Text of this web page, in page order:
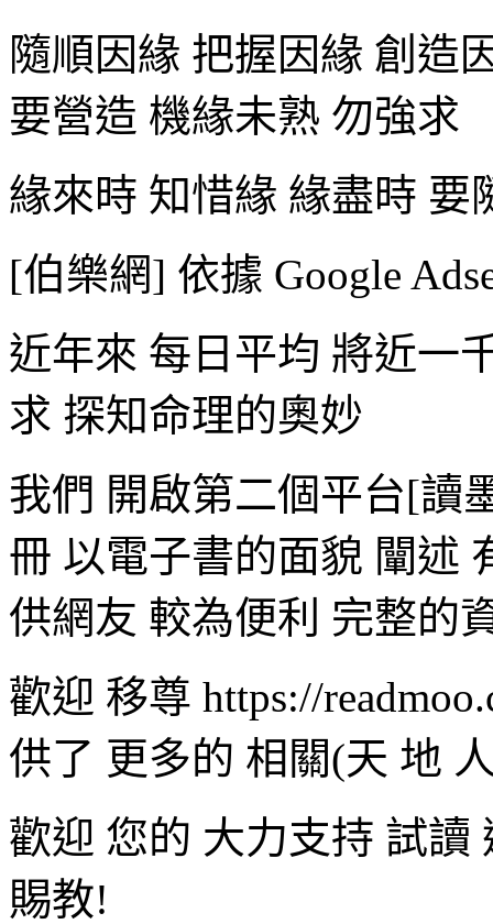
隨順因緣 把握因緣 創造
要營造 機緣未熟 勿強求
緣來時 知惜緣 緣盡時 要
[伯樂網] 依據 Google
近年來 每日平均 將近一
求 探知命理的奧妙
我們 開啟第二個平台[讀
冊 以電子書的面貌 闡述
供網友 較為便利 完整
歡迎 移尊 https://
供了 更多的 相關(天 地
歡迎 您的 大力支持 試讀
賜教!